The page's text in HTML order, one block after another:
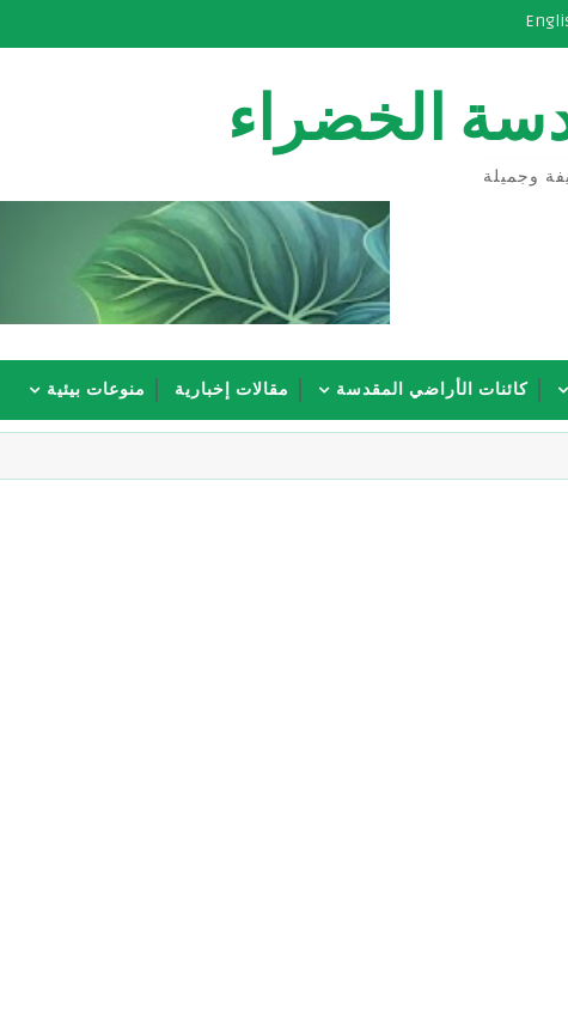
الخضراء
وجميلة
كائنات الأراضي المقدسة مقالات إخبارية منوعات بيئية